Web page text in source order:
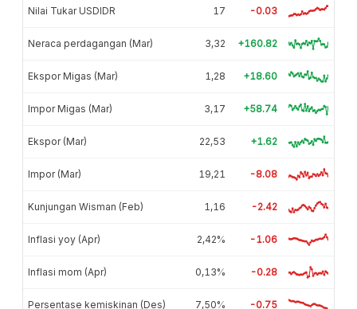
Nilai Tukar USDIDR 17 -0.03
Neraca perdagangan (Mar) 3,32 +160.82
Ekspor Migas (Mar) 1,28 +18.60
Impor Migas (Mar) 3,17 +58.74
Ekspor (Mar) 22,53 +1.62
Impor (Mar) 19,21 -8.08
Kunjungan Wisman (Feb) 1,16 -2.42
Inflasi yoy (Apr) 2,42% -1.06
Inflasi mom (Apr) 0,13% -0.28
Persentase kemiskinan (Des) 7,50% -0.75